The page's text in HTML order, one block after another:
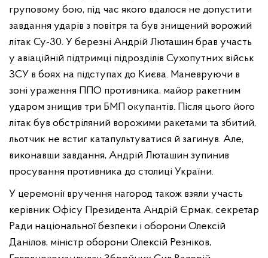
груповому бою, під час якого вдалося не допустити
завдання ударів з повітря та був знищений ворожий
літак Су-30. У березні Андрій Люташин брав участь
у авіаційній підтримці підрозділів Сухопутних військ
ЗСУ в боях на підступах до Києва. Маневруючи в
зоні ураження ППО противника, майор ракетним
ударом знищив три БМП окупантів. Після цього його
літак був обстріляний ворожими ракетами та збитий,
льотчик не встиг катапультуватися й загинув. Але,
виконавши завдання, Андрій Люташин зупинив
просування противника до столиці України.
У церемонії вручення нагород також взяли участь
керівник Офісу Президента Андрій Єрмак, секретар
Ради національної безпеки і оборони Олексій
Данілов, міністр оборони Олексій Резніков,